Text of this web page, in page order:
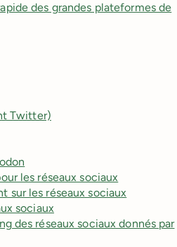
des grandes plateformes de
Twitter)
les réseaux sociaux
sur les réseaux sociaux
sociaux
des réseaux sociaux donnés par